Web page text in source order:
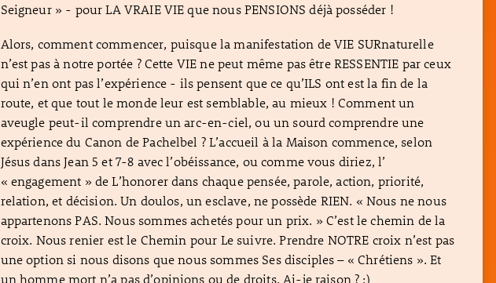
Seigneur » - pour LA VRAIE VIE que nous PENSIONS déjà posséder !
Alors, comment commencer, puisque la manifestation de VIE SURnaturelle
n’est pas à notre portée ? Cette VIE ne peut même pas être RESSENTIE par ceux
qui n’en ont pas l’expérience - ils pensent que ce qu’ILS ont est la fin de la
route, et que tout le monde leur est semblable, au mieux ! Comment un
aveugle peut-il comprendre un arc-en-ciel, ou un sourd comprendre une
expérience du Canon de Pachelbel ? L’accueil à la Maison commence, selon
Jésus dans Jean 5 et 7-8 avec l’obéissance, ou comme vous diriez, l’
« engagement » de L’honorer dans chaque pensée, parole, action, priorité,
relation, et décision. Un doulos, un esclave, ne possède RIEN. « Nous ne nous
appartenons PAS. Nous sommes achetés pour un prix. » C’est le chemin de la
croix. Nous renier est le Chemin pour Le suivre. Prendre NOTRE croix n’est pas
une option si nous disons que nous sommes Ses disciples – « Chrétiens ». Et
un homme mort n’a pas d’opinions ou de droits. Ai-je raison ? :)